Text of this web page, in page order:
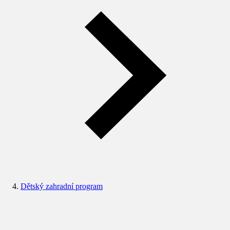
Dětský zahradní program